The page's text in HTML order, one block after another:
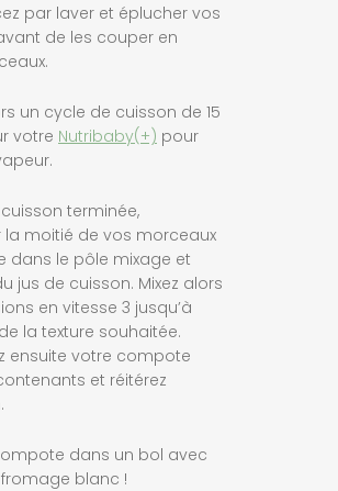
par laver et éplucher vos
de les couper en
un cycle de cuisson de 15
votre Nutribaby(+) pour
terminée,
la moitié de vos morceaux
dans le pôle mixage et
jus de cuisson. Mixez alors
en vitesse 3 jusqu’à
la texture souhaitée.
ensuite votre compote
et réitérez
dans un bol avec
blanc !